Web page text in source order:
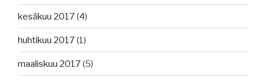
kesäkuu 2017(4)
huhtikuu 2017(1)
maaliskuu 2017(5)